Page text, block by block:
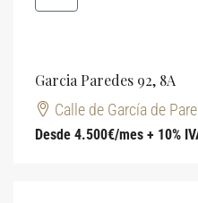
Garcia Paredes 92, 8A
Calle de García de
Desde 4.500€/mes + 10%